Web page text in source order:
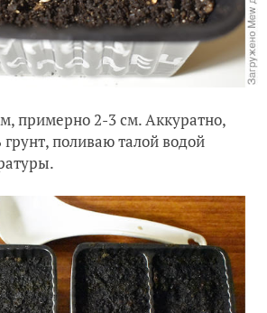
примерно 2-3 см. Аккуратно,
поливаю талой водой